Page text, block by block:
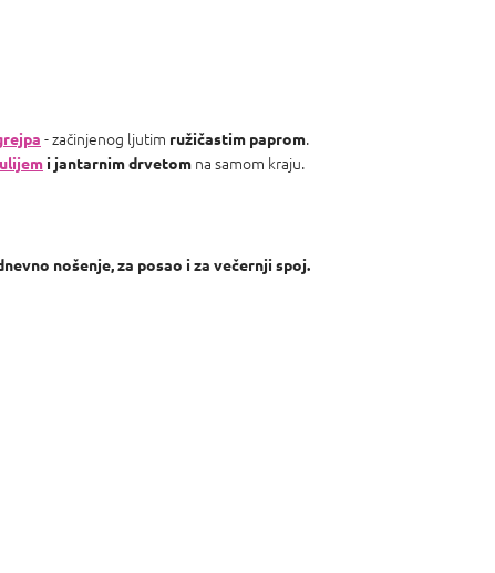
- začinjenog ljutim ružičastim paprom.
i jantarnimdrvetom na samom kraju.
nošenje, za posao i za večernji spoj.